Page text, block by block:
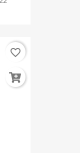
favorite_border